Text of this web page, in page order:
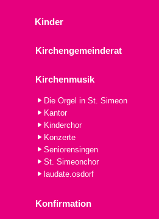
Kinder
Kirchengemeinderat
Kirchenmusik
Die Orgel in St. Simeon
Kantor
Kinderchor
Konzerte
Seniorensingen
St. Simeonchor
laudate.osdorf
Konfirmation